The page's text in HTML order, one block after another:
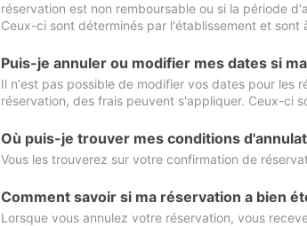
réservation est non remboursable ou si la période
Ceux-ci sont déterminés par l'établissement et sont
Puis-je annuler ou modifier mes dates si
Il n'est pas possible de modifier vos dates pour les
réservation, des frais peuvent s'appliquer. Ceux-ci
Où puis-je trouver mes conditions
Vous les trouverez sur votre confirmation de
Comment savoir si ma réservation a bien
Lorsque vous annulez votre réservation, vous